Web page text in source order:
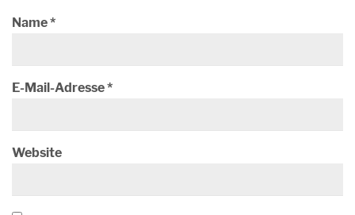
Name*
E-Mail-Adresse*
Website